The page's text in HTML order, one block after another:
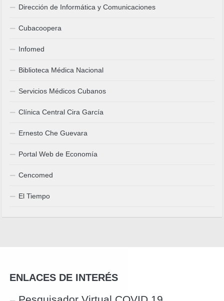
Dirección de Informática y Comunicaciones
Cubacoopera
Infomed
Biblioteca Médica Nacional
Servicios Médicos Cubanos
Clínica Central Cira García
Ernesto Che Guevara
Portal Web de Economía
Cencomed
El Tiempo
ENLACES DE INTERÉS